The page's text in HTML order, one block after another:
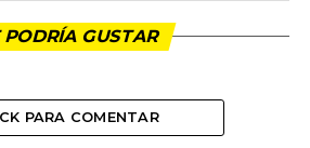
PODRÍA GUSTAR
PARA COMENTAR